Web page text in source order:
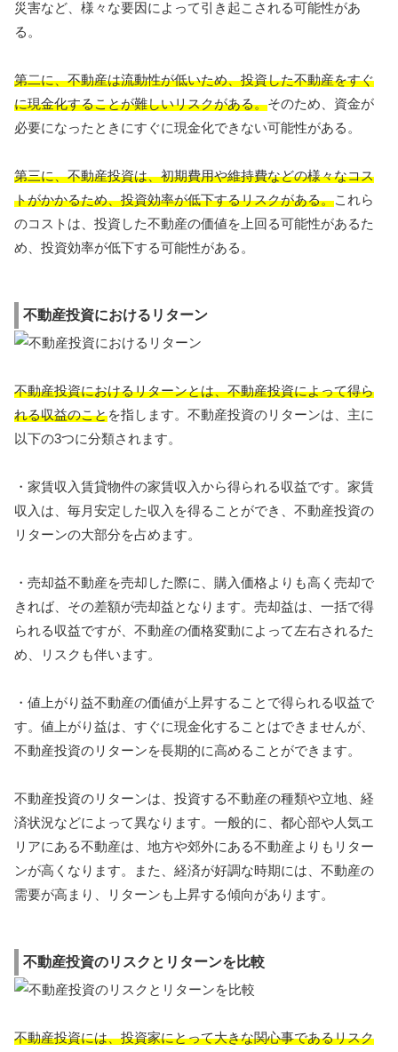
災害など、様々な要因によって引き起こされる可能性があ
る。
第二に、不動産は流動性が低いため、投資した不動産をすぐ
に現金化することが難しいリスクがある。そのため、資金が
必要になったときにすぐに現金化できない可能性がある。
第三に、不動産投資は、初期費用や維持費などの様々なコス
トがかかるため、投資効率が低下するリスクがある。これら
のコストは、投資した不動産の価値を上回る可能性があるた
め、投資効率が低下する可能性がある。
不動産投資におけるリターン
不動産投資におけるリターンとは、不動産投資によって得ら
れる収益のことを指します。不動産投資のリターンは、主に
以下の3つに分類されます。
・家賃収入賃貸物件の家賃収入から得られる収益です。家賃
収入は、毎月安定した収入を得ることができ、不動産投資の
リターンの大部分を占めます。
・売却益不動産を売却した際に、購入価格よりも高く売却で
きれば、その差額が売却益となります。売却益は、一括で得
られる収益ですが、不動産の価格変動によって左右されるた
め、リスクも伴います。
・値上がり益不動産の価値が上昇することで得られる収益で
す。値上がり益は、すぐに現金化することはできませんが、
不動産投資のリターンを長期的に高めることができます。
不動産投資のリターンは、投資する不動産の種類や立地、経
済状況などによって異なります。一般的に、都心部や人気エ
リアにある不動産は、地方や郊外にある不動産よりもリター
ンが高くなります。また、経済が好調な時期には、不動産の
需要が高まり、リターンも上昇する傾向があります。
不動産投資のリスクとリターンを比較
不動産投資には、投資家にとって大きな関心事であるリスク